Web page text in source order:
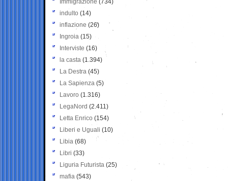
Immigrazione (734)
indulto (14)
inflazione (26)
Ingroia (15)
Interviste (16)
la casta (1.394)
La Destra (45)
La Sapienza (5)
Lavoro (1.316)
LegaNord (2.411)
Letta Enrico (154)
Liberi e Uguali (10)
Libia (68)
Libri (33)
Liguria Futurista (25)
mafia (543)